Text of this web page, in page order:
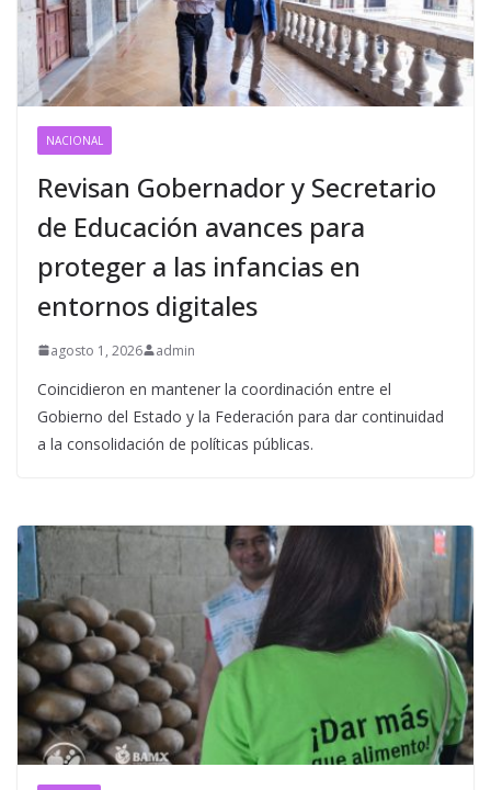
NACIONAL
Revisan Gobernador y Secretario
de Educación avances para
proteger a las infancias en
entornos digitales
agosto 1, 2026 admin
Coincidieron en mantener la coordinación entre el
Gobierno del Estado y la Federación para dar continuidad
a la consolidación de políticas públicas.